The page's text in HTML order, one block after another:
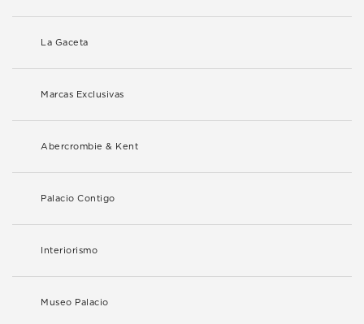
La Gaceta
Marcas Exclusivas
Abercrombie & Kent
Palacio Contigo
Interiorismo
Museo Palacio